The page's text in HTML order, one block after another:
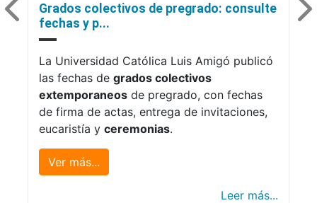
Grados colectivos de pregrado: consulte
fechas y p...
La Universidad Católica Luis Amigó publicó
las fechas de grados colectivos
extemporaneos de pregrado, con fechas
de firma de actas, entrega de invitaciones,
eucaristía y ceremonias.
Ver más...
Leer más...